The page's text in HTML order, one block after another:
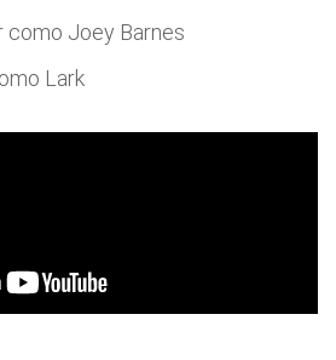
como Joey Barnes
Lark